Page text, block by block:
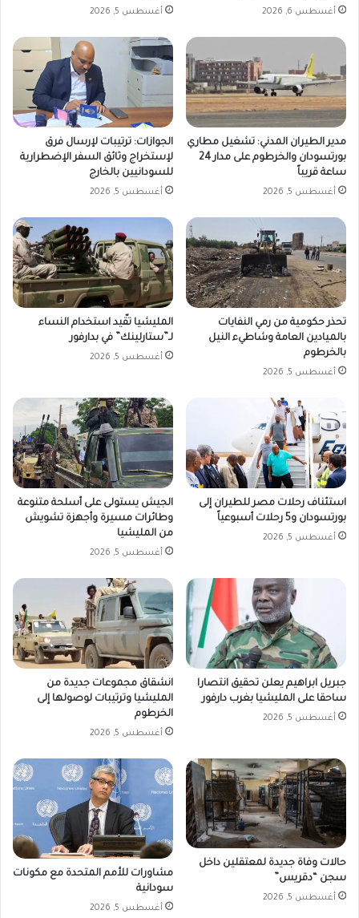
أغسطس 6, 2026 أغسطس 5, 2026
مدير الطيران المدني: تشغيل مطاري
بورتسودان والخرطوم على مدار 24
ساعة قريباً
أغسطس 5, 2026
الجوازات: ترتيبات لإرسال فرق
لإستخراج وثائق السفر الإضطرارية
للسودانيين بالخارج
أغسطس 5, 2026
تحذر حكومية من رمي النفايات
بالميادين العامة وشاطيء النيل
بالخرطوم
أغسطس 5, 2026
المليشيا تقّيد استخدام النساء
لـ”ستارلينك” في بدارفور
أغسطس 5, 2026
استئناف رحلات مصر للطيران إلى
بورتسودان و5 رحلات أسبوعياً
أغسطس 5, 2026
الجيش يستولى على أسلحة متنوعة
وطائرات مسيرة وأجهزة تشويش
من المليشيا
أغسطس 5, 2026
جبريل ابراهيم يعلن تحقيق انتصارا
ساحقا على المليشيا بغرب دارفور
أغسطس 5, 2026
انشقاق مجموعات جديدة من
المليشيا وترتيبات لوصولها إلى
الخرطوم
أغسطس 5, 2026
حالات وفاة جديدة لمعتقلين داخل
سجن “دقريس”
أغسطس 5, 2026
مشاورات للأمم المتحدة مع مكونات
سودانية
أغسطس 5, 2026